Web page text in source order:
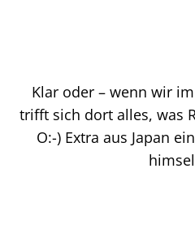
Klar oder – wenn wir
trifft sich dort alles, was
O:-) Extra aus Japan